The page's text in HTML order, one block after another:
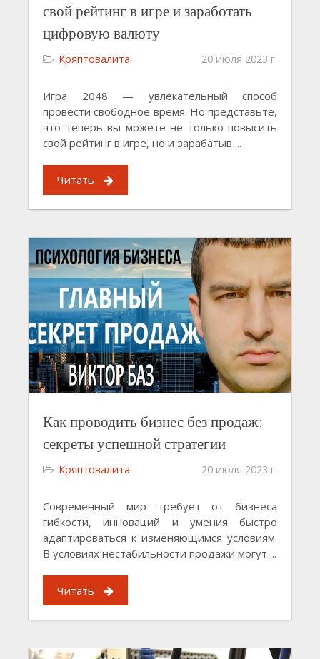
свой рейтинг в игре и заработать
цифровую валюту
Кряптовалита 20 июля 2023 г.
Игра 2048 — увлекательный способ
провести свободное время. Но представьте,
что теперь вы можете не только повысить
свой рейтинг в игре, но и зарабатыв ...
Читать
Как проводить бизнес без продаж:
секреты успешной стратегии
Кряптовалита 20 июля 2023 г.
Современный мир требует от бизнеса
гибкости, инноваций и умения быстро
адаптироваться к изменяющимся условиям.
В условиях нестабильности продажи могут ...
Читать